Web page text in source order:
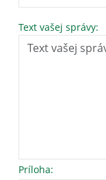
Text vašej správy:
Príloha: